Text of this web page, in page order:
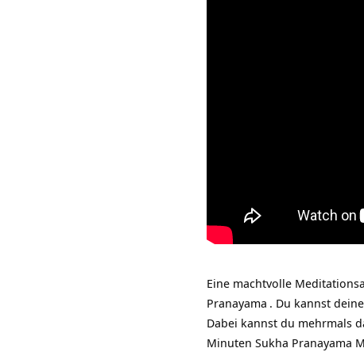
Eine machtvolle
Pranayama . Du kannst
Dabei kannst du mehrmals
Minuten Sukha Pranayama